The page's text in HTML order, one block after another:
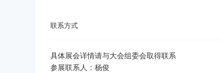
联系方式